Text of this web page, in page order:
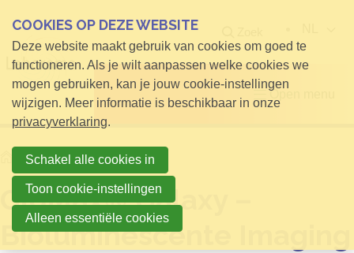
Open menu
HomeNieuws
GloMax® Galaxy –
Bioluminescente Imaging
COOKIES OP DEZE WEBSITE
Deze website maakt gebruik van cookies om goed te
functioneren. Als je wilt aanpassen welke cookies we
mogen gebruiken, kan je jouw cookie-instellingen
wijzigen. Meer informatie is beschikbaar in onze
privacyverklaring.
Schakel alle cookies in
Toon cookie-instellingen
Alleen essentiële cookies